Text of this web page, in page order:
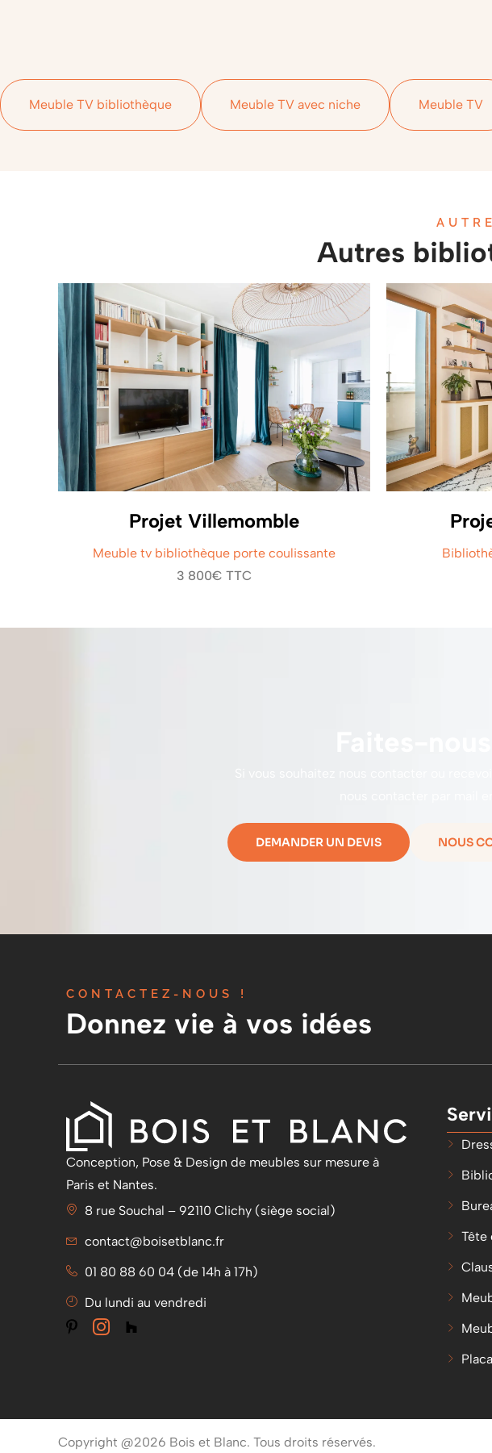
Meuble TV bibliothèque Meuble TV avec niche Meuble TV
Autres
Projet Villemomble
Meuble tv bibliothèque porte coulissante
3 800€ TTC
DEMANDER UN DEVIS NOUS
CONTACTEZ-NOUS !
Donnez vie à vos idées
Conception, Pose & Design de meubles sur mesure à
Paris et Nantes.
8 rue Souchal – 92110 Clichy (siège social)
contact@boisetblanc.fr
01 80 88 60 04 (de 14h à 17h)
Du lundi au vendredi
Tête
Copyright @2026 Bois et Blanc. Tous droits réservés.